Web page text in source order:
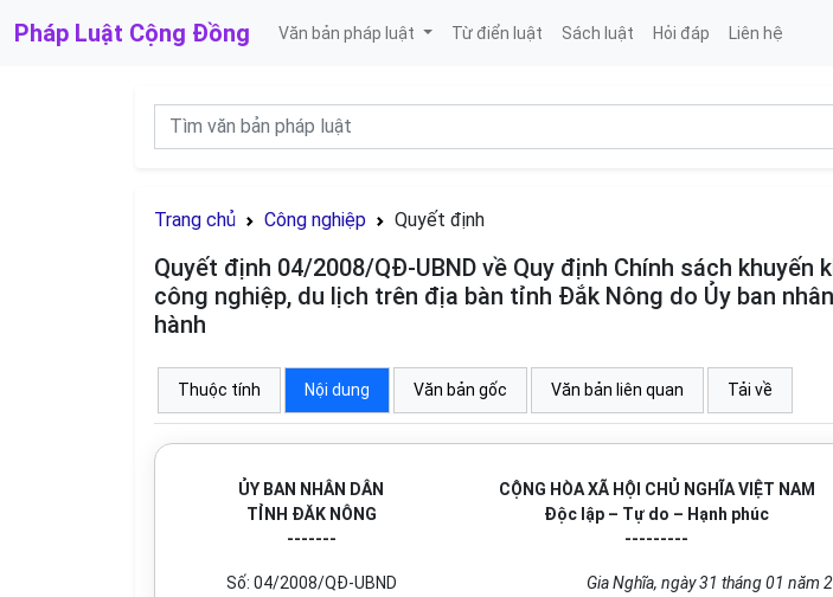
Pháp Luật Cộng Đồng Văn bản pháp luật Từ điển luật Sách luật Hỏi đáp Liên hệ
Trang chủ Công nghiệp Quyết định
Quyết định 04/2008/QĐ-UBND về Quy định Chính sách khuyến
công nghiệp, du lịch trên địa bàn tỉnh Đắk Nông do Ủy ban
hành
Thuộc tính Nội dung Văn bản gốc Văn bản liên quan Tải về
ỦY BAN NHÂN DÂN
TỈNH ĐĂK NÔNG
-------
CỘNG HÒA XÃ HỘI CHỦ NGHĨA VIỆT NAM
Độc lập – Tự do – Hạnh phúc
---------
Số: 04/2008/QĐ-UBND Gia Nghĩa, ngày 31 tháng 01 năm